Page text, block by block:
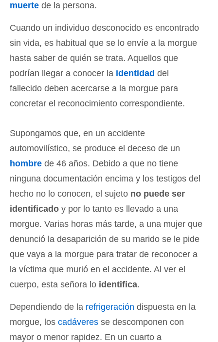
muerte de la persona.
Cuando un individuo desconocido es encontrado
sin vida, es habitual que se lo envíe a la morgue
hasta saber de quién se trata. Aquellos que
podrían llegar a conocer la identidad del
fallecido deben acercarse a la morgue para
concretar el reconocimiento correspondiente.
Supongamos que, en un accidente
automovilístico, se produce el deceso de un
hombre de 46 años. Debido a que no tiene
ninguna documentación encima y los testigos del
hecho no lo conocen, el sujeto no puede ser
identificado y por lo tanto es llevado a una
morgue. Varias horas más tarde, a una mujer que
denunció la desaparición de su marido se le pide
que vaya a la morgue para tratar de reconocer a
la víctima que murió en el accidente. Al ver el
cuerpo, esta señora lo identifica.
Dependiendo de la refrigeración dispuesta en la
morgue, los cadáveres se descomponen con
mayor o menor rapidez. En un cuarto a